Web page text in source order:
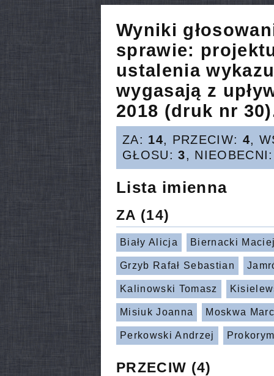
Wyniki
sprawie:
ustalenia
wygasają z
2018 (druk nr
ZA: 14, PRZECIW: 4,
GŁOSU:3,
Lista imienna
ZA (14)
Biały Alicja Biernacki
Grzyb Rafał Sebastian
Kalinowski Tomasz
Misiuk Joanna Moskwa
Perkowski Andrzej
PRZECIW (4)